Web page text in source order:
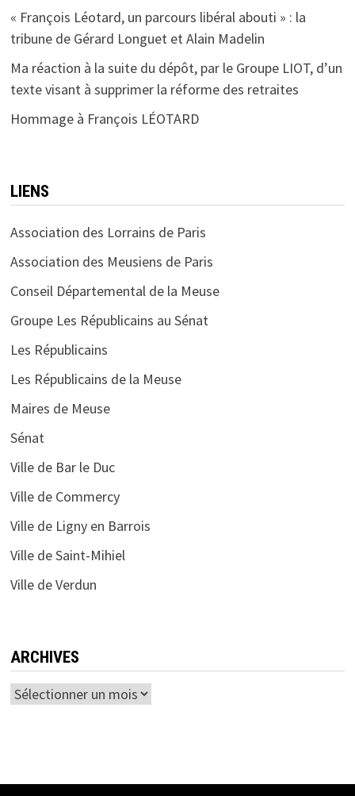
« François Léotard, un parcours libéral abouti » : la
tribune de Gérard Longuet et Alain Madelin
Ma réaction à la suite du dépôt, par le Groupe LIOT, d’un
texte visant à supprimer la réforme des retraites
Hommage à François LÉOTARD
LIENS
Association des Lorrains de Paris
Association des Meusiens de Paris
Conseil Départemental de la Meuse
Groupe Les Républicains au Sénat
Les Républicains
Les Républicains de la Meuse
Maires de Meuse
Sénat
Ville de Bar le Duc
Ville de Commercy
Ville de Ligny en Barrois
Ville de Saint-Mihiel
Ville de Verdun
ARCHIVES
Archives